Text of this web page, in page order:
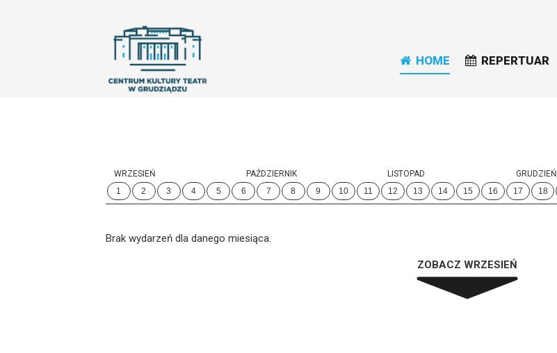
HOME REPERTUAR
WRZESIEŃ PAŹDZIERNIK LISTOPAD GRUDZIEŃ
1
2 3 4 5 6 7 8 9 10 11 12 13 14 15 16 17 18
Brak wydarzeń dla danego miesiąca.
ZOBACZ WRZESIEŃ